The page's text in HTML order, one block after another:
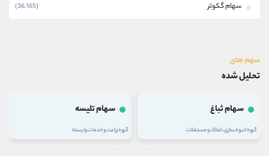
سهام گکوثر (36,165)
سهم های
تحلیل شده
سهام ثباغ
گروه انبوه سازی، املاک و مستغلات
سهام تلیسه
گروه زراعت و خدمات وابسته